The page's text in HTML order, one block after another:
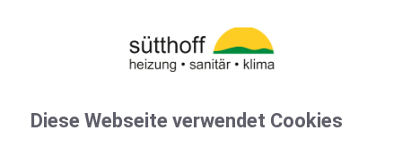
Diese Webseite verwendet Cookies